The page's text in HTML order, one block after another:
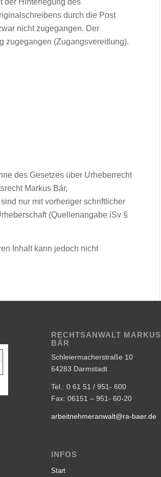
durch die Post
nicht zugegangen. Der
zugegangen (Zugangsvereitlung).
des Gesetzes über Urheberrecht
Markus Bär,
nur mit vorheriger schriftlicher
(Quellenangabe iSv §
Inhalt kann jedoch nicht
RECHTSANWALT MARKUS
BÄR
Schleiermacherstraße 10
64283 Darmstadt
Tel.: 0 61 51 / 951- 600
Fax: 06151 – 951- 60-20
arbeitnehmeranwalt@ra-baer.de
INFOS
Start